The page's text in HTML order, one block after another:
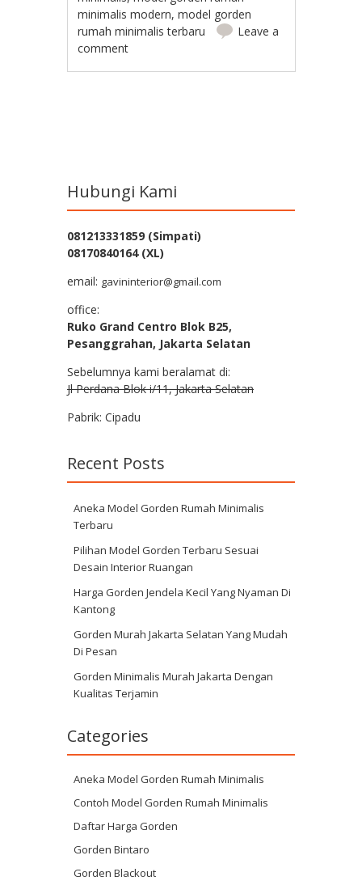
minimalis modern,model gorden
rumah minimalis terbaru
Leave a
comment
Hubungi Kami
081213331859 (Simpati)
08170840164 (XL)
email: gavininterior@gmail.com
office:
Ruko Grand Centro Blok B25,
Pesanggrahan, Jakarta Selatan
Sebelumnya kami beralamat di:
Jl Perdana Blok i/11, Jakarta Selatan
Pabrik: Cipadu
Recent Posts
Aneka Model Gorden Rumah Minimalis
Terbaru
Pilihan Model Gorden Terbaru Sesuai
Desain Interior Ruangan
Harga Gorden Jendela Kecil Yang Nyaman Di
Kantong
Gorden Murah Jakarta Selatan Yang Mudah
Di Pesan
Gorden Minimalis Murah Jakarta Dengan
Kualitas Terjamin
Categories
Aneka Model Gorden Rumah Minimalis
Contoh Model Gorden Rumah Minimalis
Daftar Harga Gorden
Gorden Bintaro
Gorden Blackout